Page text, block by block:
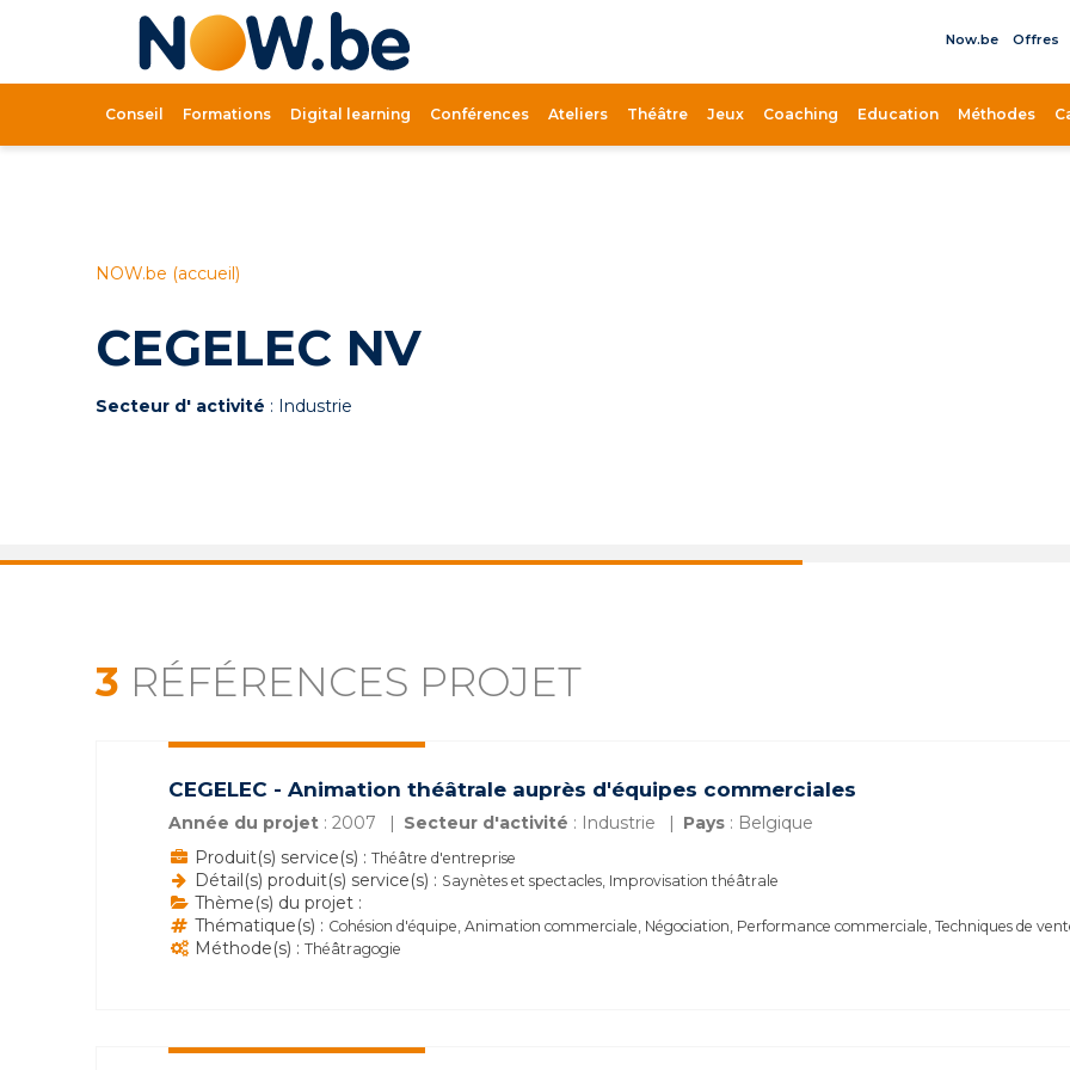
d'accueil
Now.be Offres
Conseil Formations Digital learning Conférences Ateliers Théâtre Jeux Coaching Education Méthodes
NOW.be (accueil)
CEGELEC NV
Secteur d' activité : Industrie
3 RÉFÉRENCES PROJET
CEGELEC - Animation théâtrale auprès d'équipes commerciales
Année du projet : 2007 Secteur d'activité : Industrie Pays : Belgique
Produit(s) service(s) : Théâtre d'entreprise
Détail(s) produit(s) service(s) : Saynètes et spectacles, Improvisation théâtrale
Thème(s) du projet :
Thématique(s) : Cohésion d'équipe, Animation commerciale, Négociation, Performance commerciale, Techniques de
Méthode(s) : Théâtragogie